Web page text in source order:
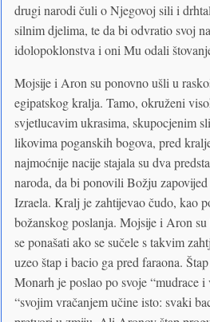
drugi narodi čuli o Njegovoj sili i
silnim djelima, te da bi odvratio svoj
idolopoklonstva i oni Mu odali
Mojsije i Aron su ponovno ušli u
egipatskog kralja. Tamo, okruženi
svjetlucavim ukrasima, skupocjenim
likovima poganskih bogova, pred
najmoćnije nacije stajala su dva
naroda, da bi ponovili Božju
Izraela. Kralj je zahtijevao čudo, kao
božanskog poslanja. Mojsije i Aron
se ponašati ako se sučele s takvim
uzeo štap i bacio ga pred faraona.
Monarh je poslao po svoje “mudrace i
“svojim vračanjem učine isto: svaki